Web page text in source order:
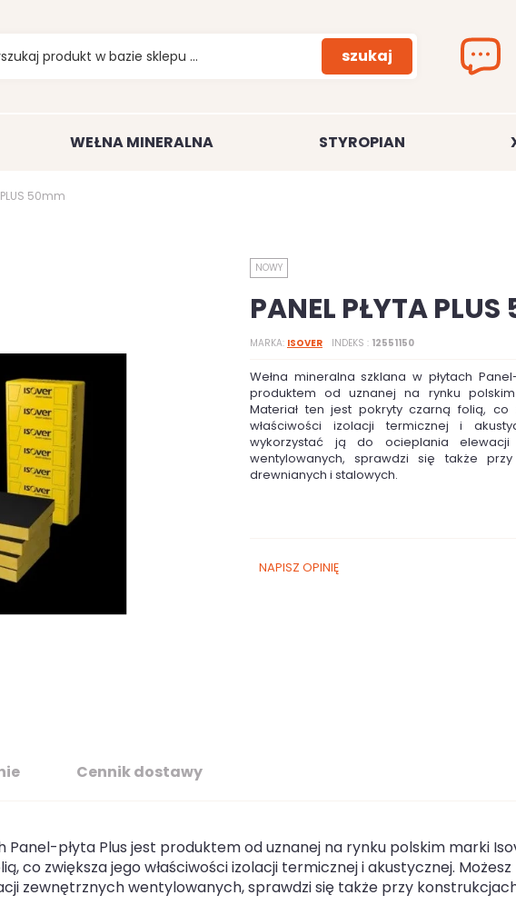
szukaj
WEŁNA MINERALNA STYROPIAN
PLUS 50mm
NOWY
PANEL PŁYTA
MARKA ISOVER INDEKS 12551150
Wełna mineralna szklana w płytach
produktem od uznanej na rynku
Materiał ten jest pokryty czarną folią, co
właściwości izolacji termicznej i
wykorzystać ją do ocieplania elewacji
wentylowanych, sprawdzi się także przy
drewnianych i stalowych.
NAPISZ OPINIĘ
Cennik dostawy
Panel-płyta Plus jest produktem od uznanej na rynku polskim marki
co zwiększa jego właściwości izolacji termicznej i akustycznej. Możesz
zewnętrznych wentylowanych, sprawdzi się także przy